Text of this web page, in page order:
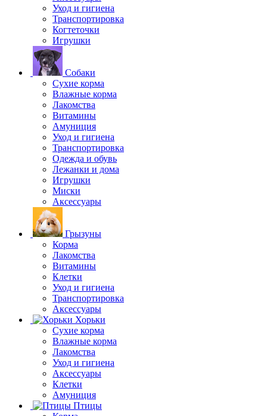
Уход и гигиена
Транспортировка
Когтеточки
Игрушки
Собаки
Сухие корма
Влажные корма
Лакомства
Витамины
Амуниция
Уход и гигиена
Транспортировка
Одежда и обувь
Лежанки и дома
Игрушки
Миски
Аксессуары
Грызуны
Корма
Лакомства
Витамины
Клетки
Уход и гигиена
Транспортировка
Аксессуары
Хорьки
Сухие корма
Влажные корма
Лакомства
Уход и гигиена
Аксессуары
Клетки
Амуниция
Птицы